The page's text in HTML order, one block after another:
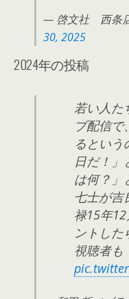
— 啓文社 西条店
30, 2025
2024年の投稿
若い人た
ブ配信
るという
日だ！」
は何？」
七士が吉
禄15年
ントした
視聴者も